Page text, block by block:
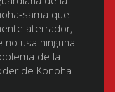
sama que
aterrador,
no usa ninguna
de la
de Konoha-